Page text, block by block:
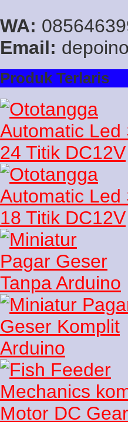
WA:
Email:
Produk Terlaris